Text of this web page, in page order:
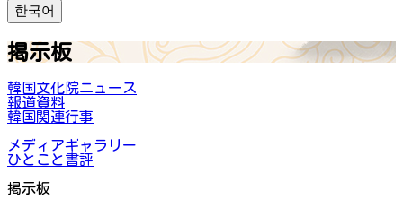
한국어
掲示板
韓国文化院ニュース
報道資料
韓国関連行事
メディアギャラリー
ひとこと書評
掲示板